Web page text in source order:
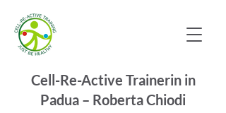
Cell-Re-Active Trainerin in
Padua – Roberta Chiodi